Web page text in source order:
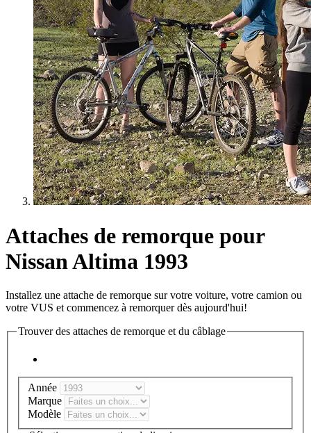
Attaches de remorque pour
Nissan Altima 1993
Installez une attache de remorque sur votre voiture, votre camion ou
votre VUS et commencez à remorquer dès aujourd'hui!
Trouver des attaches de remorque et du câblage
Année
Marque
Modèle